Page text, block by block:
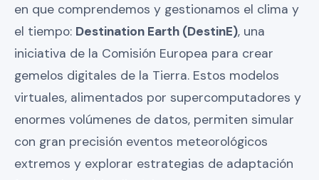
en que comprendemos y gestionamos el clima y
el tiempo: Destination Earth (DestinE), una
iniciativa de la Comisión Europea para crear
gemelos digitales de la Tierra. Estos modelos
virtuales, alimentados por supercomputadores y
enormes volúmenes de datos, permiten simular
con gran precisión eventos meteorológicos
extremos y explorar estrategias de adaptación